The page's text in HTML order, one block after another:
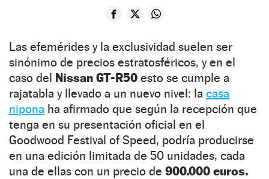
Las efemérides y la exclusividad suelen ser
sinónimo de precios estratosféricos, y en el
caso del Nissan GT-R50 esto se cumple a
rajatabla y llevado a un nuevo nivel: la casa
nipona ha afirmado que según la recepción que
tenga en su presentación oficial en el
Goodwood Festival of Speed, podría producirse
en una edición limitada de 50 unidades, cada
una de ellas con un precio de 900.000 euros.